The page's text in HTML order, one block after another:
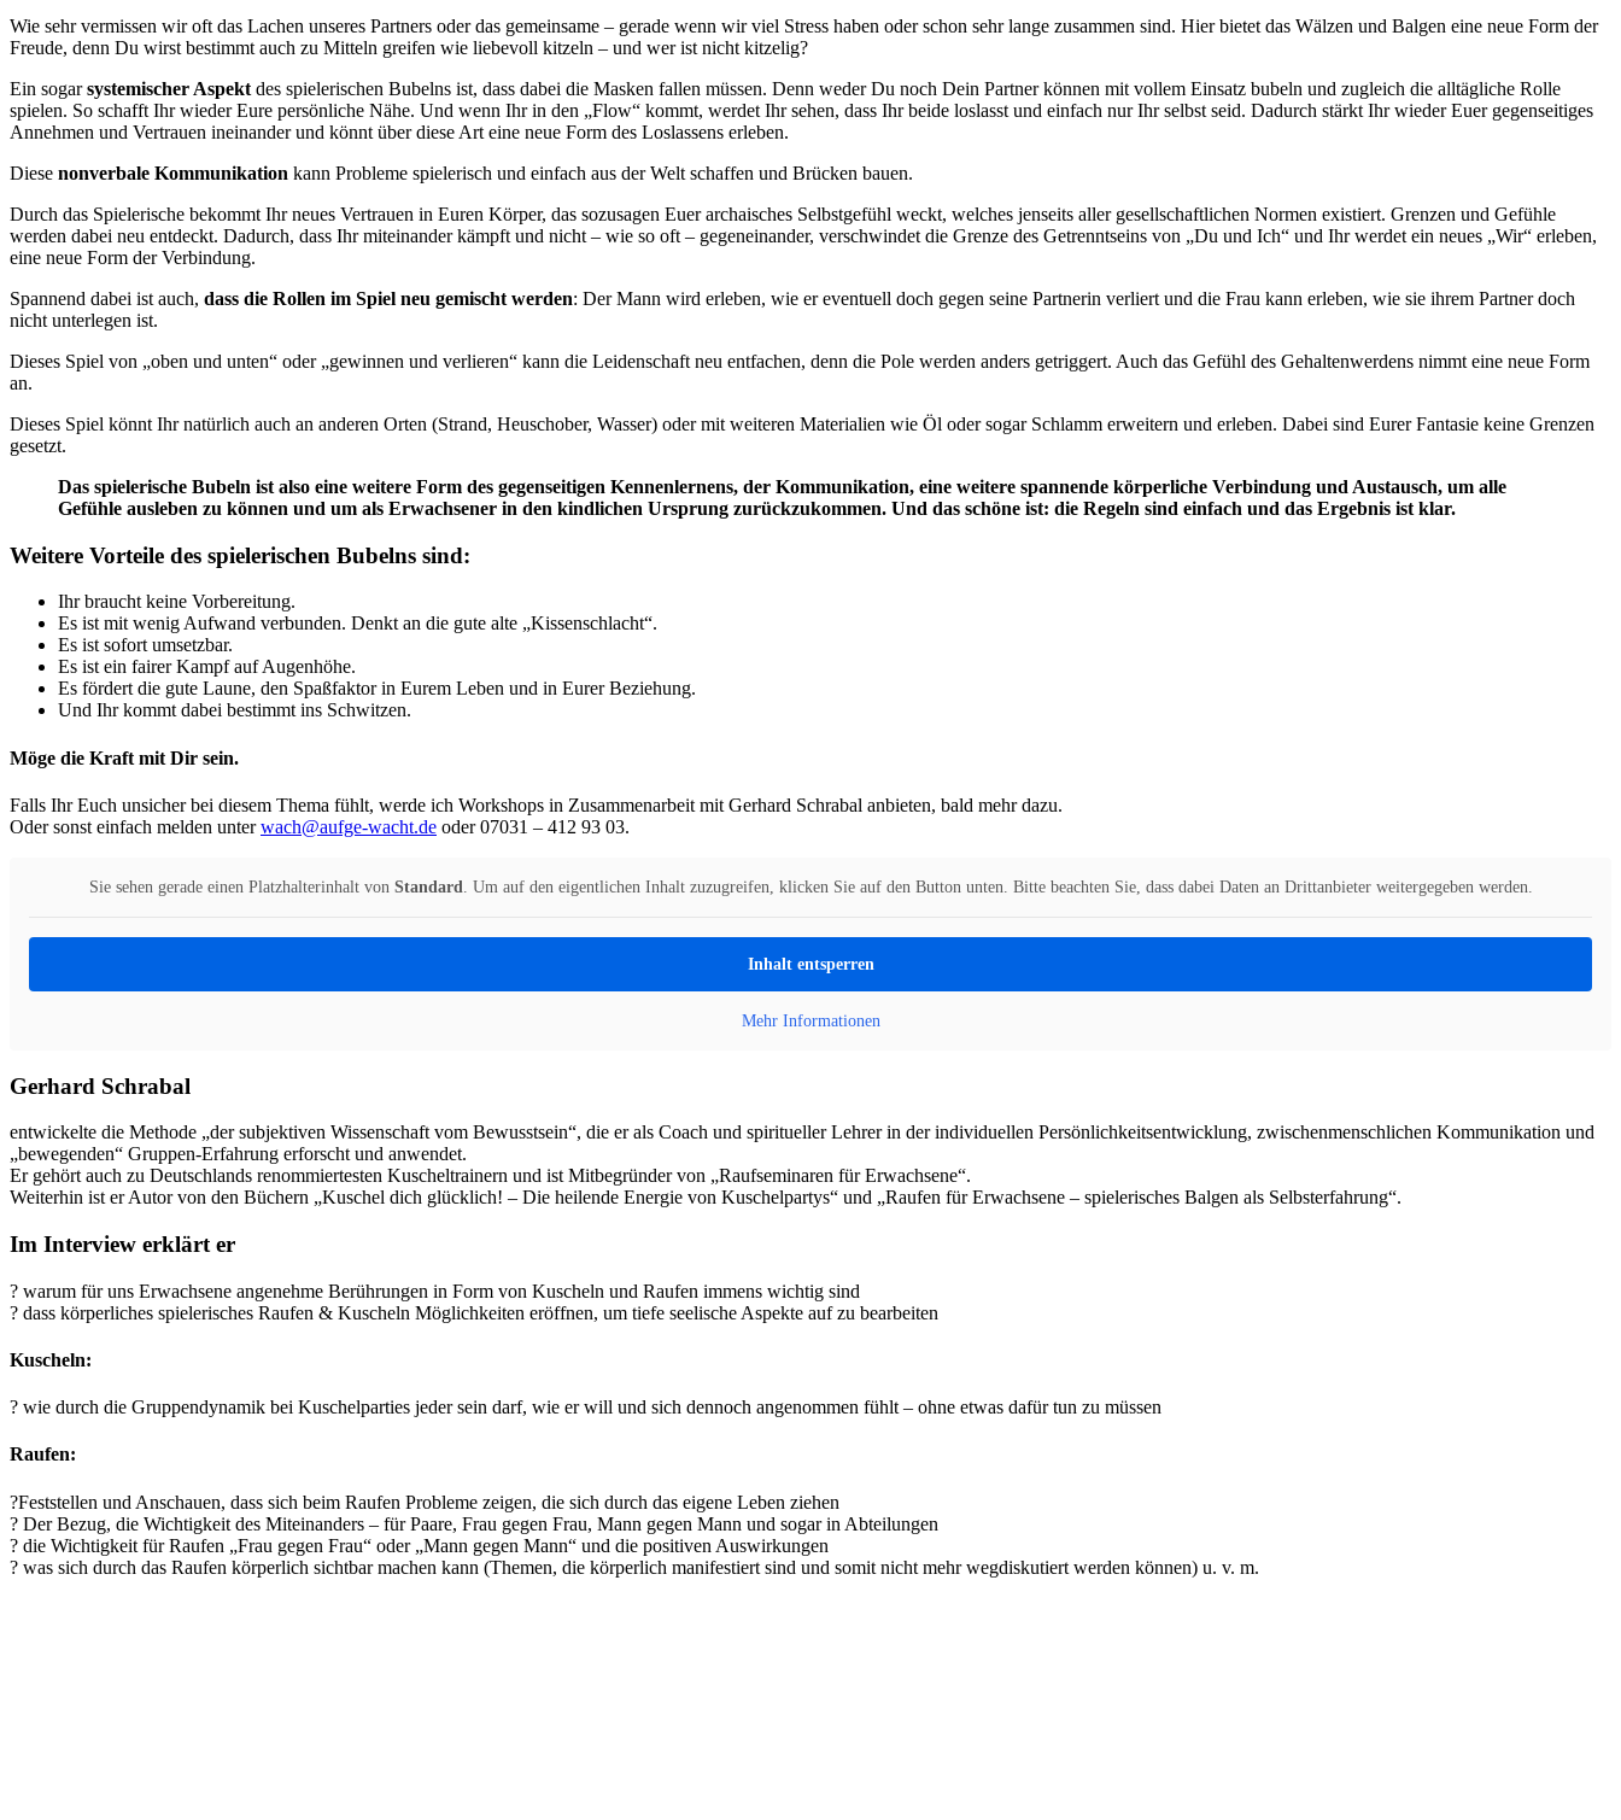
Wie sehr vermissen wir oft das Lachen unseres Partners oder das gemeinsame – gerade wenn wir viel Stress haben oder schon sehr lange zusammen sind. Hier bietet das Wälzen und Balgen eine neue Form der
Freude, denn Du wirst bestimmt auch zu Mitteln greifen wie liebevoll kitzeln – und wer ist nicht kitzelig?
Ein sogarsystemischer Aspekt des spielerischen Bubelns ist, dass dabei die Masken fallen müssen. Denn weder Du noch Dein Partner können mit vollem Einsatz bubeln und zugleich die alltägliche Rolle
spielen. So schafft Ihr wieder Eure persönliche Nähe. Und wenn Ihr in den „Flow“ kommt, werdet Ihr sehen, dass Ihr beide loslasst und einfach nur Ihr selbst seid. Dadurch stärkt Ihr wieder Euer gegenseitiges
Annehmen und Vertrauen ineinander und könnt über diese Art eine neue Form des Loslassens erleben.
Diese nonverbale Kommunikation kann Probleme spielerisch und einfach aus der Welt schaffen und Brücken bauen.
Durch das Spielerische bekommt Ihr neues Vertrauen in Euren Körper, das sozusagen Euer archaisches Selbstgefühl weckt, welches jenseits aller gesellschaftlichen Normen existiert. Grenzen und Gefühle
werden dabei neu entdeckt. Dadurch, dass Ihr miteinander kämpft und nicht – wie so oft – gegeneinander, verschwindet die Grenze des Getrenntseins von „Du und Ich“ und Ihr werdet ein neues „Wir“ erleben,
eine neue Form der Verbindung.
Spannend dabei ist auch, dass die Rollen im Spiel neu gemischt werden: Der Mann wird erleben, wie er eventuell doch gegen seine Partnerin verliert und die Frau kann erleben, wie sie ihrem Partner doch
nicht unterlegen ist.
Dieses Spiel von „oben und unten“ oder „gewinnen und verlieren“ kann die Leidenschaft neu entfachen, denn die Pole werden anders getriggert. Auch das Gefühl des Gehaltenwerdens nimmt eine neue Form
an.
Dieses Spiel könnt Ihr natürlich auch an anderen Orten (Strand, Heuschober, Wasser) oder mit weiteren Materialien wie Öl oder sogar Schlamm erweitern und erleben. Dabei sind Eurer Fantasie keine Grenzen
gesetzt.
Das spielerische Bubeln ist also eine weitere Form des gegenseitigen Kennenlernens, der Kommunikation, eine weitere spannende körperliche Verbindung und Austausch, um alle
Gefühle ausleben zu können und um als Erwachsener in den kindlichen Ursprung zurückzukommen. Und das schöne ist: die Regeln sind einfach und das Ergebnis ist klar.
Weitere Vorteile des spielerischen Bubelns sind:
Ihr braucht keine Vorbereitung.
Es ist mit wenig Aufwand verbunden. Denkt an die gute alte „Kissenschlacht“.
Es ist sofort umsetzbar.
Es ist ein fairer Kampf auf Augenhöhe.
Es fördert die gute Laune, den Spaßfaktor in Eurem Leben und in Eurer Beziehung.
Und Ihr kommt dabei bestimmt ins Schwitzen.
Möge die Kraft mit Dir sein.
Falls Ihr Euch unsicher bei diesem Thema fühlt, werde ich Workshops in Zusammenarbeit mit Gerhard Schrabal anbieten, bald mehr dazu.
Oder sonst einfach melden unterwach@aufge-wacht.de oder 07031 – 412 93 03.
Sie sehen gerade einen Platzhalterinhalt von Standard . Um auf den eigentlichen Inhalt zuzugreifen, klicken Sie auf den Button unten. Bitte beachten Sie, dass dabei Daten an Drittanbieter weitergegeben werden.
Inhalt entsperren
Mehr Informationen
Gerhard Schrabal
entwickelte die Methode „der subjektiven Wissenschaft vom Bewusstsein“, die er als Coach und spiritueller Lehrer in der individuellen Persönlichkeitsentwicklung, zwischenmenschlichen Kommunikation und
„bewegenden“ Gruppen-Erfahrung erforscht und anwendet.
Er gehört auch zu Deutschlands renommiertesten Kuscheltrainern und ist Mitbegründer von „Raufseminaren für Erwachsene“.
Weiterhin ist er Autor von den Büchern „Kuschel dich glücklich! – Die heilende Energie von Kuschelpartys“ und „Raufen für Erwachsene – spielerisches Balgen als Selbsterfahrung“.
Im Interview erklärt er
? warum für uns Erwachsene angenehme Berührungen in Form von Kuscheln und Raufen immens wichtig sind
? dass körperliches spielerisches Raufen & Kuscheln Möglichkeiten eröffnen, um tiefe seelische Aspekte auf zu bearbeiten
Kuscheln:
? wie durch die Gruppendynamik bei Kuschelparties jeder sein darf, wie er will und sich dennoch angenommen fühlt – ohne etwas dafür tun zu müssen
Raufen:
?Feststellen und Anschauen, dass sich beim Raufen Probleme zeigen, die sich durch das eigene Leben ziehen
? Der Bezug, die Wichtigkeit des Miteinanders – für Paare, Frau gegen Frau, Mann gegen Mann und sogar in Abteilungen
? die Wichtigkeit für Raufen „Frau gegen Frau“ oder „Mann gegen Mann“ und die positiven Auswirkungen
? was sich durch das Raufen körperlich sichtbar machen kann (Themen, die körperlich manifestiert sind und somit nicht mehr wegdiskutiert werden können) u. v. m.